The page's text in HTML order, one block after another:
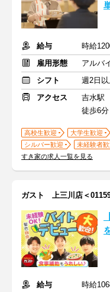
給与
雇用形態
アルバ
シフト
週2日
アクセス
吉水駅
徒歩6分
高校生歓迎 大学生歓迎
シルバー歓迎
未経験者歓
すき家の求人一覧を見る
ガスト 上三川店＜
給与 時給